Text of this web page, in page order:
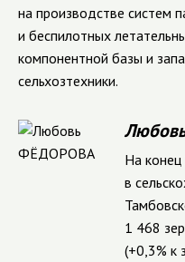
на производстве систем
и беспилотных
компонентной базы и
сельхозтехники.
На
в
1 468
(+0,3% к